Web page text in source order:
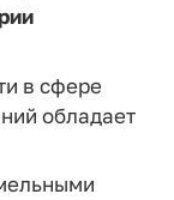
в сфере
обладает